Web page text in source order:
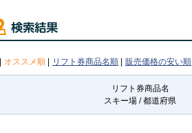
オススメ順 リフト券商品名順 販売価格の安い順
リフト券商品名
スキー場 / 都道府県